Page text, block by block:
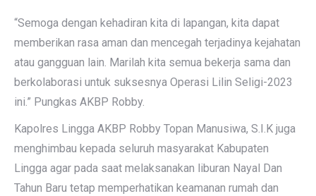
“Semoga dengan kehadiran kita di lapangan, kita dapat
memberikan rasa aman dan mencegah terjadinya kejahatan
atau gangguan lain. Marilah kita semua bekerja sama dan
berkolaborasi untuk suksesnya Operasi Lilin Seligi-2023
ini.” Pungkas AKBP Robby.
Kapolres Lingga AKBP Robby Topan Manusiwa, S.I.K juga
menghimbau kepada seluruh masyarakat Kabupaten
Lingga agar pada saat melaksanakan liburan Nayal Dan
Tahun Baru tetap memperhatikan keamanan rumah dan